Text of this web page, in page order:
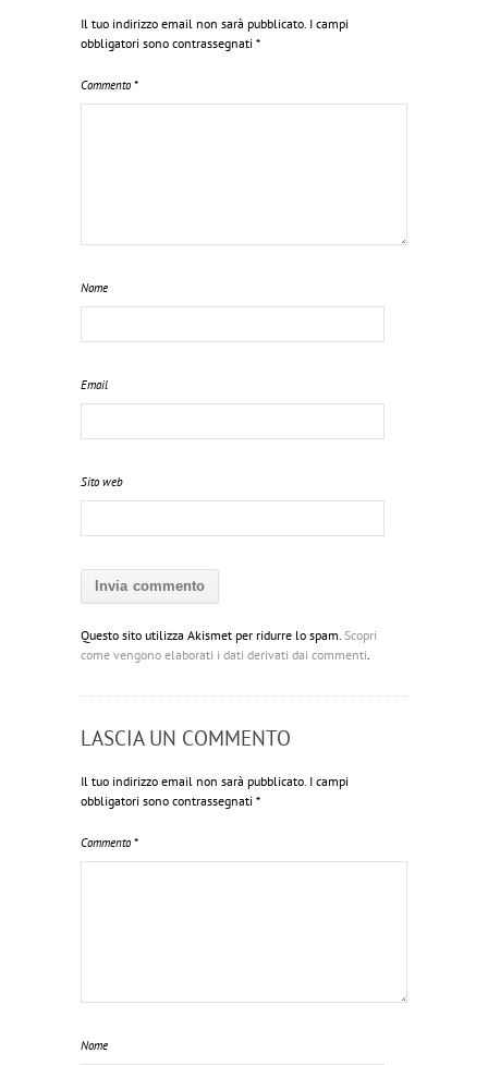
Il tuo indirizzo email non sarà pubblicato. I campi
obbligatori sono contrassegnati *
Commento *
Nome
Email
Sito web
Questo sito utilizza Akismet per ridurre lo spam. Scopri
come vengono elaborati i dati derivati dai commenti.
LASCIA UN COMMENTO
Il tuo indirizzo email non sarà pubblicato. I campi
obbligatori sono contrassegnati *
Commento *
Nome